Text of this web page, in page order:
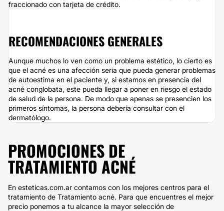
fraccionado con tarjeta de crédito.
RECOMENDACIONES GENERALES
Aunque muchos lo ven como un problema estético, lo cierto es
que el acné es una afección seria que pueda generar problemas
de autoestima en el paciente y, si estamos en presencia del
acné conglobata, este pueda llegar a poner en riesgo el estado
de salud de la persona. De modo que apenas se presencien los
primeros síntomas, la persona debería consultar con el
dermatólogo.
PROMOCIONES DE
TRATAMIENTO ACNÉ
En esteticas.com.ar contamos con los mejores centros para el
tratamiento de Tratamiento acné. Para que encuentres el mejor
precio ponemos a tu alcance la mayor selección de